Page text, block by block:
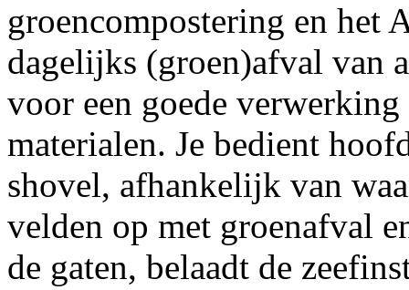
groencompostering en het
dagelijks (groen)afval van
voor een goede
materialen. Je bedient
shovel, afhankelijk van
velden op met groenafval
de gaten, belaadt de